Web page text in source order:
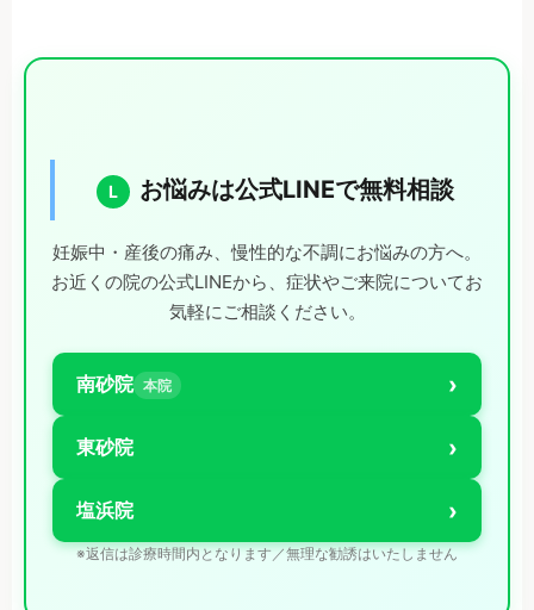
L お悩みは公式LINEで無料相談
妊娠中・産後の痛み、慢性的な不調にお悩みの方へ。
お近くの院の公式LINEから、症状やご来院についてお
気軽にご相談ください。
南砂院 本院 ›
東砂院 ›
塩浜院 ›
※返信は診療時間内となります／無理な勧誘はいたしません